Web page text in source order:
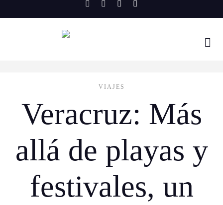
to
VIAJES
Veracruz: Más
allá de playas y
festivales, un